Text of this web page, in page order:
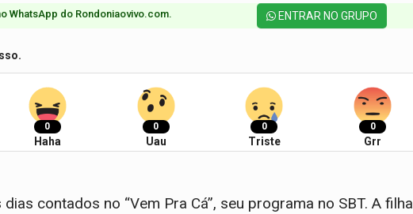
WhatsApp do Rondoniaovivo.com.​ ENTRAR NO GRUPO
0
Haha
0
Uau
0
Triste
0
Grr
contados no “Vem Pra Cá”, seu programa no SBT. A filha